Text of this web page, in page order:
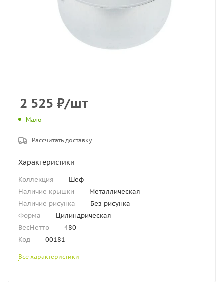
2 525 ₽/шт
Мало
Рассчитать доставку
Характеристики
Коллекция —
Шеф
Наличие крышки
—
Металлическая
Наличие рисунка
—
Без рисунка
Форма
—
Цилиндрическая
ВесНетто —
480
Код — 00181
Все характеристики